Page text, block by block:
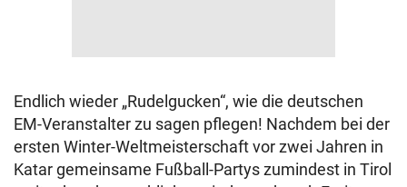
Endlich wieder „Rudelgucken“, wie die deutschen
EM-Veranstalter zu sagen pflegen! Nachdem bei der
ersten Winter-Weltmeisterschaft vor zwei Jahren in
Katar gemeinsame Fußball-Partys zumindest in Tirol